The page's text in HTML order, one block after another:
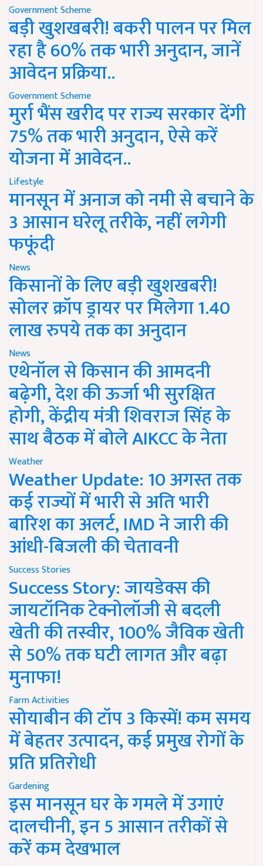
Government Scheme
बड़ी खुशखबरी! बकरी पालन पर मिल
रहा है 60% तक भारी अनुदान, जानें
आवेदन प्रक्रिया..
Government Scheme
मुर्रा भैंस खरीद पर राज्य सरकार देंगी
75% तक भारी अनुदान, ऐसे करें
योजना में आवेदन..
Lifestyle
मानसून में अनाज को नमी से बचाने के
3 आसान घरेलू तरीके, नहीं लगेगी
फफूंदी
News
किसानों के लिए बड़ी खुशखबरी!
सोलर क्रॉप ड्रायर पर मिलेगा 1.40
लाख रुपये तक का अनुदान
News
एथेनॉल से किसान की आमदनी
बढ़ेगी, देश की ऊर्जा भी सुरक्षित
होगी, केंद्रीय मंत्री शिवराज सिंह के
साथ बैठक में बोले AIKCC के नेता
Weather
Weather Update: 10 अगस्त तक
कई राज्यों में भारी से अति भारी
बारिश का अलर्ट, IMD ने जारी की
आंधी-बिजली की चेतावनी
Success Stories
Success Story: जायडेक्स की
जायटॉनिक टेक्नोलॉजी से बदली
खेती की तस्वीर, 100% जैविक खेती
से 50% तक घटी लागत और बढ़ा
मुनाफा!
Farm Activities
सोयाबीन की टॉप 3 किस्में! कम समय
में बेहतर उत्पादन, कई प्रमुख रोगों के
प्रति प्रतिरोधी
Gardening
इस मानसून घर के गमले में उगाएं
दालचीनी, इन 5 आसान तरीकों से
करें कम देखभाल